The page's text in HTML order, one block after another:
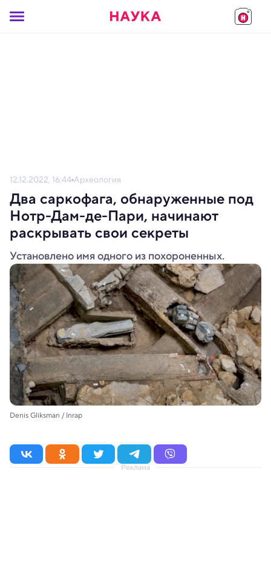
12.12.2022, 16:44 Археология
Два саркофага, обнаруженные под
Нотр-Дам-де-Пари, начинают
раскрывать свои секреты
Установлено имя одного из похороненных.
Denis Gliksman / Inrap
Реклама